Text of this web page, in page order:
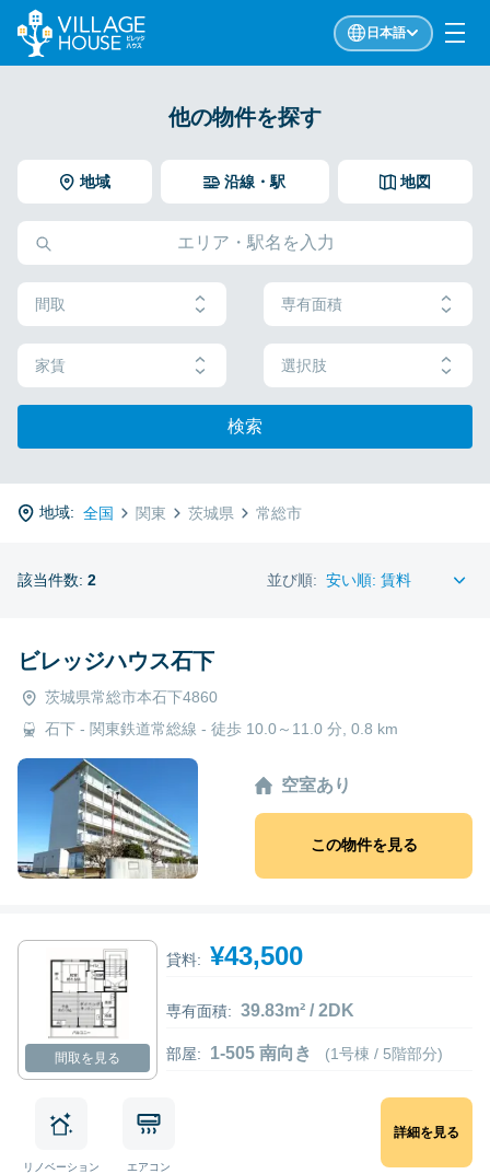
日本語
他の物件を探す
地域 地図
沿線・駅
間取 専有面積
家賃 選択肢
検索
地域: 全国 関東 茨城県 常総市
該当件数: 2 並び順:
ビレッジハウス石下
茨城県常総市本石下4860
石下 - 関東鉄道常総線 - 徒歩 10.0～11.0 分, 0.8 km
空室あり
この物件を見る
間取を見る
貸料: ¥43,500
専有面積: 39.83m² / 2DK
部屋: 1-505 南向き (1号棟 / 5階部分)
リノベーション エアコン
詳細を見る